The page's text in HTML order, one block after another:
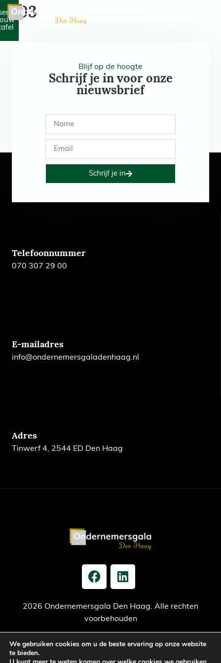
503
Blijf op de hoogte
Schrijf je in voor onze
nieuwsbrief
Schrijf je in
Telefoonnummer
070 307 29 00
E-mailadres
info@ondernemersgaladenhaag.nl
Adres
Tinwerf 4, 2544 ED Den Haag
2026 Ondernemersgala Den Haag. Alle rechten
voorbehouden
Privacy verklaring Cookiebeleid Jaarrekening
We gebruiken cookies om u de beste ervaring op onze website
te bieden.